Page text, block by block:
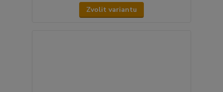
Zvolit variantu